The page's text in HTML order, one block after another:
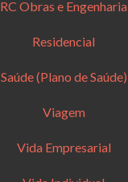
RC Obras e Engenharia
Residencial
Saúde (Plano de Saúde)
Viagem
Vida Empresarial